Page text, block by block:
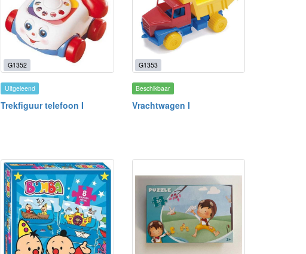
G1352
Uitgeleend
Trekfiguur telefoon I
G1353
Beschikbaar
Vrachtwagen I